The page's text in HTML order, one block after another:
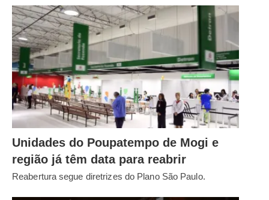
Unidades do Poupatempo de Mogi e
região já têm data para reabrir
Reabertura segue diretrizes do Plano São Paulo.